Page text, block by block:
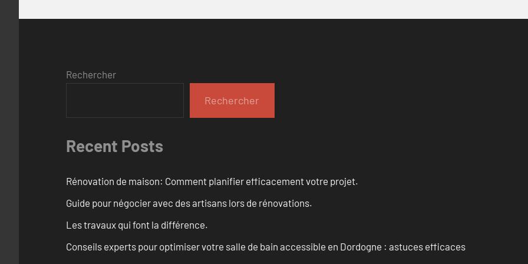
Rechercher
Rechercher
Recent Posts
Rénovation de maison: Comment planifier efficacement votre projet.
Guide pour négocier avec des artisans lors de rénovations.
Les travaux qui font la différence.
Conseils experts pour optimiser votre salle de bain accessible en Dordogne : astuces efficaces